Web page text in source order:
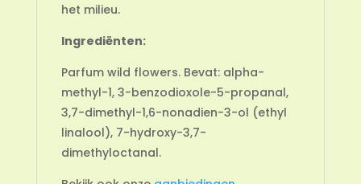
het milieu.
Ingrediënten:
Parfum wild flowers. Bevat: alpha-
methyl-1, 3-benzodioxole-5-propanal,
3,7-dimethyl-1,6-nonadien-3-ol (ethyl
linalool), 7-hydroxy-3,7-
dimethyloctanal.